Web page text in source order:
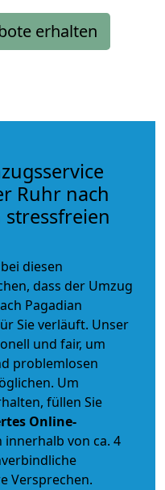
erhalten
Ruhr nach
diesen
dass der Umzug
Pagadian
Sie verläuft. Unser
und fair, um
problemlosen
Um
füllen Sie
Online-
von ca. 4
Versprechen.